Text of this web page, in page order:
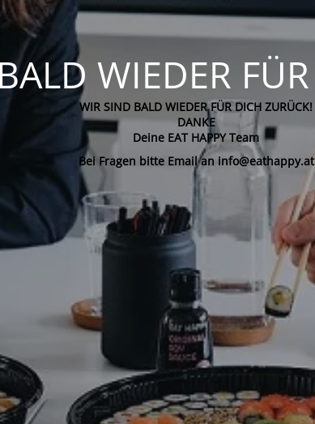
WIEDER
WIR SIND BALD WIEDER FÜR DICH ZURÜCK!
DANKE
Deine EAT HAPPY Team
Bei Fragen bitte Email an info@eathappy.at